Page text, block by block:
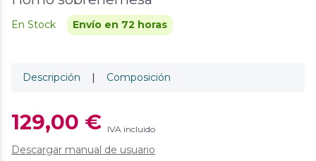
En Stock Envío en 72 horas
Descripción | Composición
129,00 € IVA incluido
Descargar manual de usuario